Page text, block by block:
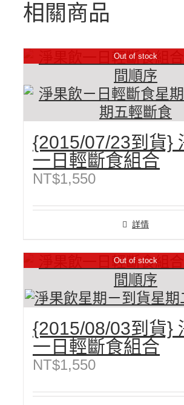
相關商品
Out of stock
{2015/07/23到貨}
一日輕斷食組合
NT$1,550
詳情
Out of stock
{2015/08/03到貨}
一日輕斷食組合
NT$1,550